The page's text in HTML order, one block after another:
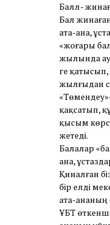
Балл-
Бал
ата-ана,
«жоғары
жылында
ге
жылғыдан
қақсатып,
қысым
жетеді.
Балалар
ана,
Қиналған
бір елді
ата-ананың
ҰБТ